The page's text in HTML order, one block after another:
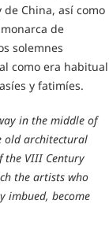
China, así como
de
solemnes
como era habitual
y fatimíes.
in the middle of
old architectural
the VIII Century
the artists who
imbued, become